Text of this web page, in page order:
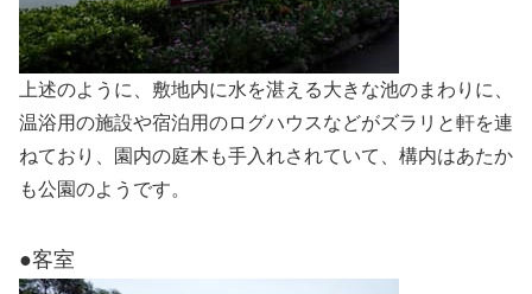
上述のように、敷地内に水を湛える大きな池のまわりに、
温浴用の施設や宿泊用のログハウスなどがズラリと軒を連
ねており、園内の庭木も手入れされていて、構内はあたか
も公園のようです。
●客室